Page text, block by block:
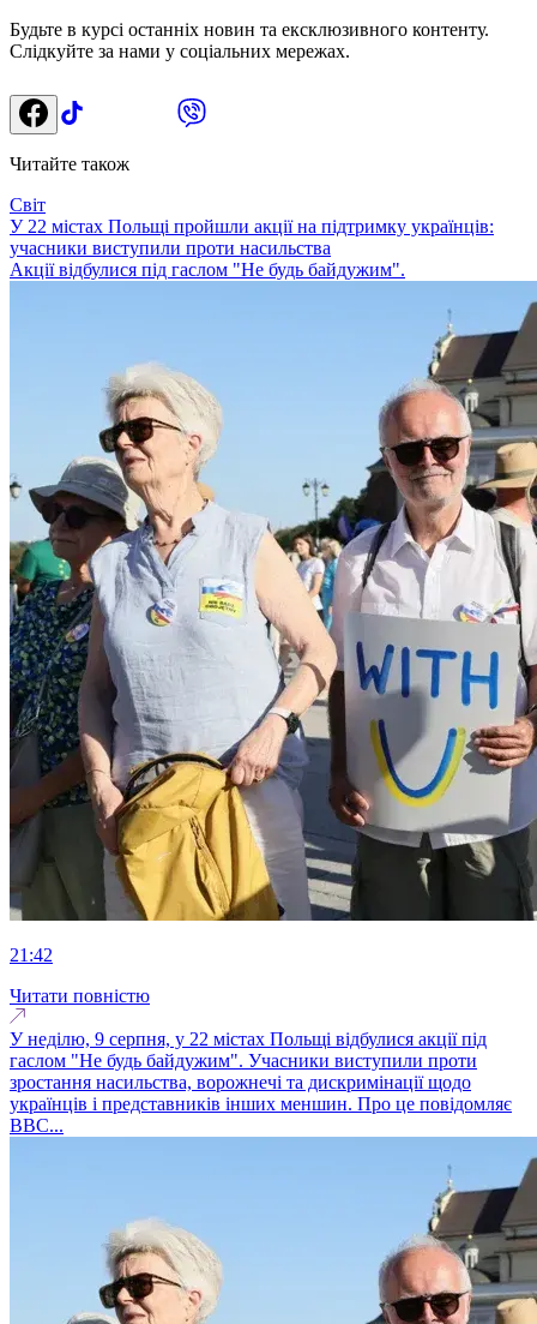
Будьте в курсі останніх новин та ексклюзивного контенту.
Слідкуйте за нами у соціальних мережах.
Читайте також
Світ
У 22 містах Польщі пройшли акції на підтримку українців:
учасники виступили проти насильства
Акції відбулися під гаслом "Не будь байдужим".
21:42
Читати повністю
У неділю, 9 серпня, у 22 містах Польщі відбулися акції під
гаслом "Не будь байдужим". Учасники виступили проти
зростання насильства, ворожнечі та дискримінації щодо
українців і представників інших меншин. Про це повідомляє
BBC...